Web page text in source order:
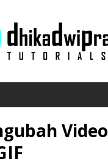
Video